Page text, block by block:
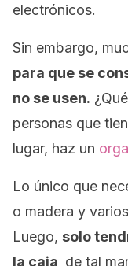
electrónicos.
Sin embargo,
para que se
no se usen.
personas que
lugar, haz un
Lo único que
o madera y
Luego, solo
la caja, de tal